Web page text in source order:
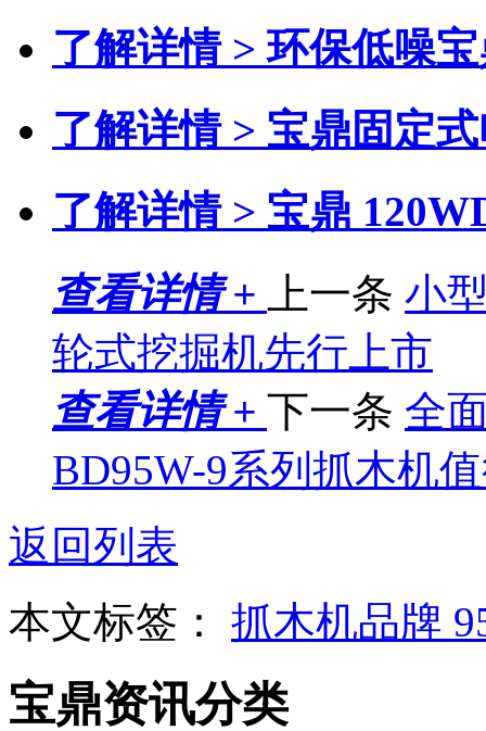
了解详情 >环保低噪
了解详情 > 宝鼎固定
了解详情 > 宝鼎
查看详情 +
上一条 小
轮式挖掘机先行上市
查看详情 + 下一条 全
BD95W-9系列抓木机
返回列表
本文标签： 抓木机品牌
宝鼎资讯分类